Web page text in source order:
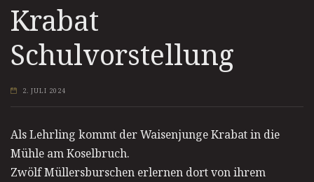
Krabat
Schulvorstellung
2. JULI 2024
Als Lehrling kommt der Waisenjunge Krabat in die
Mühle am Koselbruch.
Zwölf Müllersburschen erlernen dort von ihrem